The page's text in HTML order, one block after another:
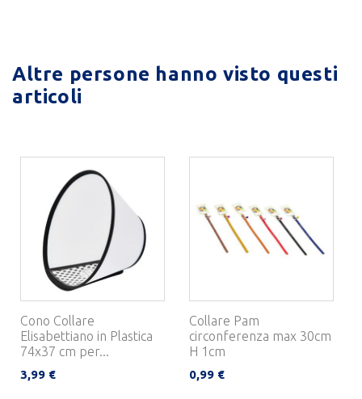
Altre persone hanno visto questi
articoli
Cono Collare
Elisabettiano in Plastica
74x37 cm per...
3,99 €
Collare Pam
circonferenza max 30cm
H 1cm
0,99 €